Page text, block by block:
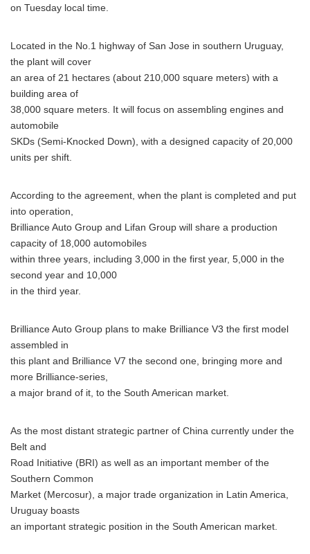
on Tuesday local time.
Located in the No.1 highway of San Jose in southern Uruguay,
the plant will cover
an area of 21 hectares (about 210,000 square meters) with a
building area of
38,000 square meters. It will focus on assembling engines and
automobile
SKDs (Semi-Knocked Down), with a designed capacity of 20,000
units per shift.
According to the agreement, when the plant is completed and put
into operation,
Brilliance Auto Group and Lifan Group will share a production
capacity of 18,000 automobiles
within three years, including 3,000 in the first year, 5,000 in the
second year and 10,000
in the third year.
Brilliance Auto Group plans to make Brilliance V3 the first model
assembled in
this plant and Brilliance V7 the second one, bringing more and
more Brilliance-series,
a major brand of it, to the South American market.
As the most distant strategic partner of China currently under the
Belt and
Road Initiative (BRI) as well as an important member of the
Southern Common
Market (Mercosur), a major trade organization in Latin America,
Uruguay boasts
an important strategic position in the South American market.